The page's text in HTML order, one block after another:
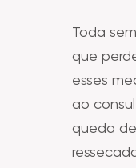
Toda
que
esses
ao
queda